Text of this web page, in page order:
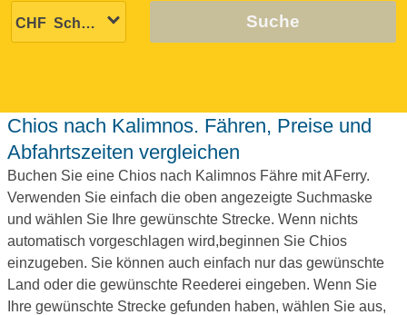
Suche
Chios nach Kalimnos. Fähren, Preise und
Abfahrtszeiten vergleichen
Buchen Sie eine Chios nach Kalimnos Fähre mit AFerry.
Verwenden Sie einfach die oben angezeigte Suchmaske
und wählen Sie Ihre gewünschte Strecke. Wenn nichts
automatisch vorgeschlagen wird,beginnen Sie Chios
einzugeben. Sie können auch einfach nur das gewünschte
Land oder die gewünschte Reederei eingeben. Wenn Sie
Ihre gewünschte Strecke gefunden haben, wählen Sie aus,